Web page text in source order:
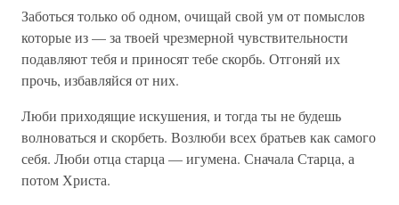
Заботься только об одном, очищай свой ум от помыслов
которые из — за твоей чрезмерной чувствительности
подавляют тебя и приносят тебе скорбь. Отгоняй их
прочь, избавляйся от них.
Люби приходящие искушения, и тогда ты не будешь
волноваться и скорбеть. Возлюби всех братьев как самого
себя. Люби отца старца — игумена. Сначала Старца, а
потом Христа.